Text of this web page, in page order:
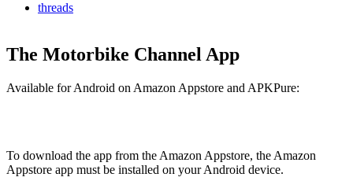
threads
The Motorbike Channel App
Available for Android on Amazon Appstore and APKPure:
To download the app from the Amazon Appstore, the Amazon
Appstore app must be installed on your Android device.